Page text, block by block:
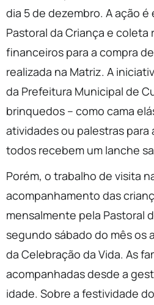
dia 5 de dezembro. A ação
Pastoral da Criança e coleta
financeiros para a compra
realizada na Matriz. A
da Prefeitura Municipal de
brinquedos – como cama
atividades ou palestras para
todos recebem um lanche
Porém, o trabalho de visita
acompanhamento das
mensalmente pela Pastoral
segundo sábado do mês os
da Celebração da Vida. As
acompanhadas desde a
idade. Sobre a festividade